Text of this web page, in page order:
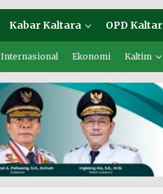
Kabar Kaltara OPD
Internasional Ekonomi Kaltim